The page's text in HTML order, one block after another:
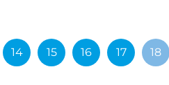
14 15 16 17 18